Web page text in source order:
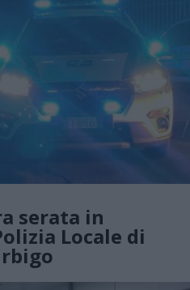
serata in
Locale di